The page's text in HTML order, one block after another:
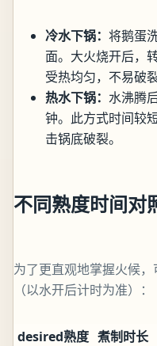
冷水下锅： 将鹅蛋
面。大火烧开后，
受热均匀，不易破
热水下锅： 水沸腾
钟。此方式时间较
击锅底破裂。
不同熟度时间对
为了更直观地掌握火候
（以水开后计时为准）：
desired熟度 煮制时长